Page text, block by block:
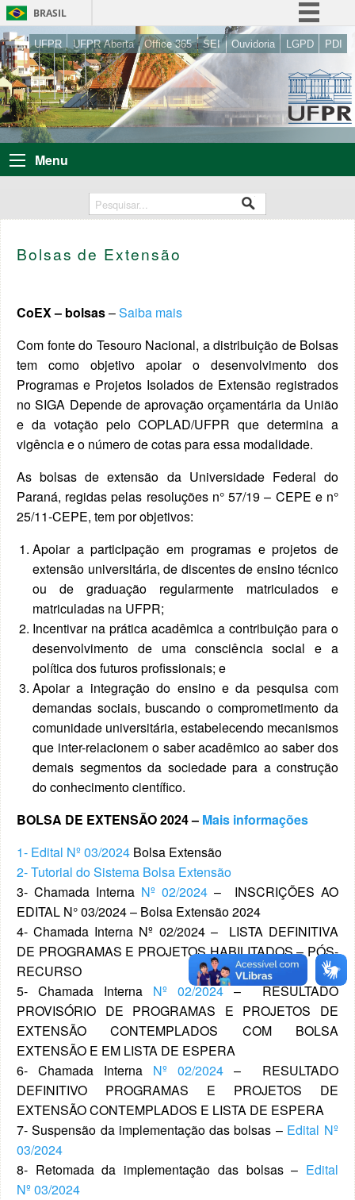
BRASIL
Simplifique!
Comunica BR
Participe
Acesso à informação
Legislação
UFPR UFPR Aberta Office 365 SEI Ouvidoria LGPD PDI
Menu
Bolsas de Extensão
CoEX – bolsas–Saiba mais
Com fonte do Tesouro Nacional, a distribuição de Bolsas
tem como objetivo apoiar o desenvolvimento dos
Programas e Projetos Isolados de Extensão registrados
no SIGA Depende de aprovação orçamentária da União
e da votação pelo COPLAD/UFPR que determina a
vigência e o número de cotas para essa modalidade.
As bolsas de extensão da Universidade Federal do
Paraná, regidas pelas resoluções n° 57/19 – CEPE e n°
25/11-CEPE, tem por objetivos:
Apoiar a participação em programas e projetos de
extensão universitária, de discentes de ensino técnico
ou de graduação regularmente matriculados e
matriculadas na UFPR;
Incentivar na prática acadêmica a contribuição para o
desenvolvimento de uma consciência social e a
política dos futuros profissionais; e
Apoiar a integração do ensino e da pesquisa com
demandas sociais, buscando o comprometimento da
comunidade universitária, estabelecendo mecanismos
que inter-relacionem o saber acadêmico ao saber dos
demais segmentos da sociedade para a construção
do conhecimento científico.
BOLSA DE EXTENSÃO 2024 – Mais informações
1- Edital Nº 03/2024 Bolsa Extensão
2- Tutorial do Sistema Bolsa Extensão
3- Chamada Interna Nº 02/2024 – INSCRIÇÕES AO
EDITAL N° 03/2024 – Bolsa Extensão 2024
4- Chamada Interna Nº 02/2024 – LISTA DEFINITIVA
DE PROGRAMAS E PROJETOS HABILITADOS – PÓS-
RECURSO
5- Chamada Interna Nº 02/2024– RESULTADO
PROVISÓRIO DE PROGRAMAS E PROJETOS DE
EXTENSÃO CONTEMPLADOS COM BOLSA
EXTENSÃO E EM LISTA DE ESPERA
6- Chamada Interna Nº 02/2024 – RESULTADO
DEFINITIVO PROGRAMAS E PROJETOS DE
EXTENSÃO CONTEMPLADOS E LISTA DE ESPERA
7- Suspensão da implementação das bolsas – Edital Nº
03/2024
8- Retomada da implementação das bolsas – Edital
Nº 03/2024